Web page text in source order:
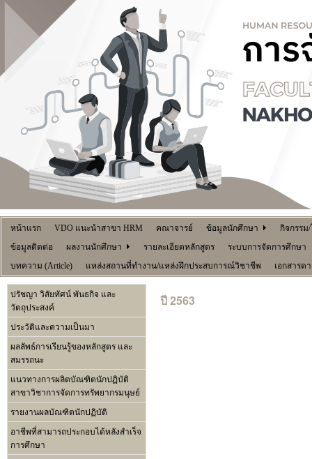
หน้าแรก VDO แนะนำสาขา HRM คณาจารย์ ข้อมูลนักศึกษา
กิจกรรม
ข้อมูลติดต่อ
ผลงานนักศึกษา รายละเอียดหลักสูตร
ระบบการจัดการศึกษา
บทความ (Article)
แหล่งสถานที่ทำงาน/แหล่งฝึกประสบการณ์วิชาชีพ เอกสารด
ปรัชญา วิสัยทัศน์ พันธกิจ และ
วัตถุประสงค์
ประวัติและความเป็นมา
ผลลัพธ์การเรียนรู้ของหลักสูตร และ
สมรรถนะ
แนวทางการผลิตบัณฑิตนักปฏิบัติ
สาขาวิชาการจัดการทรัพยากรมนุษย์
รายงานผลบัณฑิตนักปฏิบัติ
อาชีพที่สามารถประกอบได้หลังสำเร็จ
การศึกษา
ปี 2563